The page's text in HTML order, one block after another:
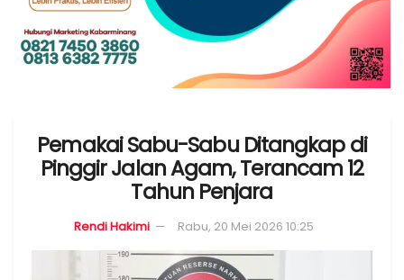
Pemakai Sabu-Sabu Ditangkap di
Pinggir Jalan Agam, Terancam 12
Tahun Penjara
Rendi Hakimi Rabu, 20 Mei 2026 10:25